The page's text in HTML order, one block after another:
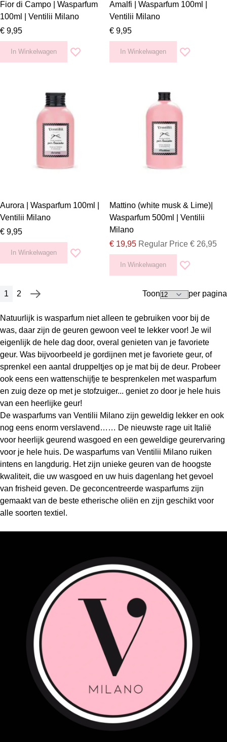
Fior di Campo | Wasparfum
100ml | Ventilii Milano
€ 9,95
In Winkelwagen
Voeg toe aan verlanglijst
Amalfi | Wasparfum 100ml |
Ventilii Milano
€ 9,95
In Winkelwagen
Voeg toe
Aurora | Wasparfum 100ml |
Ventilii Milano
€ 9,95
In Winkelwagen
Voeg toe aan verlanglijst
Mattino (white musk & Lime)|
Wasparfum 500ml | Ventilii
Milano
Special Price
€ 19,95 Regular Price € 26,95
In Winkelwagen
Voeg toe
Pagina
U lees momenteel pagina
1
Pagina
2
Pagina
Volgende
Toon per pagina
Natuurlijk is wasparfum niet alleen te gebruiken voor bij de
was, daar zijn de geuren gewoon veel te lekker voor! Je wil
eigenlijk de hele dag door, overal genieten van je favoriete
geur. Was bijvoorbeeld je gordijnen met je favoriete geur, of
sprenkel een aantal druppeltjes op je mat bij de deur. Probeer
ook eens een wattenschijfje te besprenkelen met wasparfum
en zuig deze op met je stofzuiger... geniet zo door je hele huis
van een heerlijke geur!
De wasparfums van Ventilii Milano zijn geweldig lekker en ook
nog eens enorm verslavend…… De nieuwste rage uit Italië
voor heerlijk geurend wasgoed en een geweldige geurervaring
voor je hele huis. De wasparfums van Ventilii Milano ruiken
intens en langdurig. Het zijn unieke geuren van de hoogste
kwaliteit, die uw wasgoed en uw huis dagenlang het gevoel
van frisheid geven. De geconcentreerde wasparfums zijn
gemaakt van de beste etherische oliën en zijn geschikt voor
alle soorten textiel.